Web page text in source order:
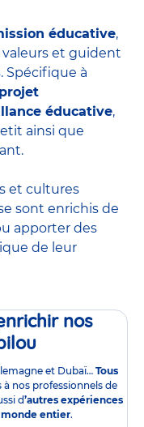
éducative,
valeurs et guident
Spécifique à
projet
éducative,
ainsi que
et cultures
sont enrichis de
apporter des
de leur
nos
et Dubaï… Tous
nos professionnels de
d’autres expériences
monde entier.